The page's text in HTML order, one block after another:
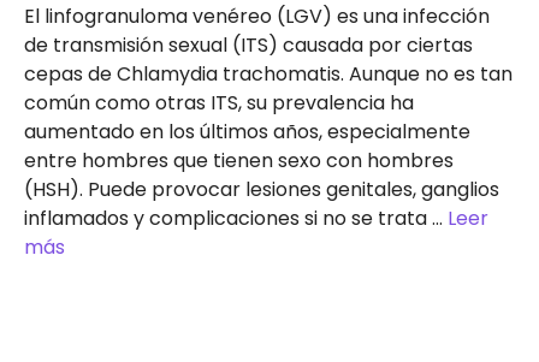
El linfogranuloma venéreo (LGV) es una infección
de transmisión sexual (ITS) causada por ciertas
cepas de Chlamydia trachomatis. Aunque no es tan
común como otras ITS, su prevalencia ha
aumentado en los últimos años, especialmente
entre hombres que tienen sexo con hombres
(HSH). Puede provocar lesiones genitales, ganglios
inflamados y complicaciones si no se trata … Leer
más